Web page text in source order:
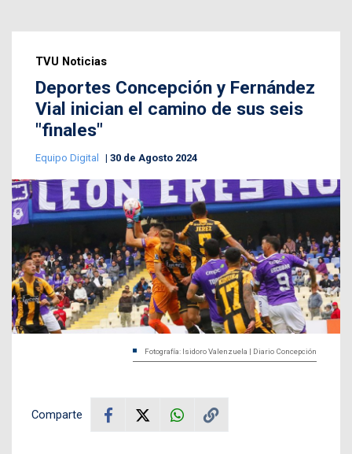
TVU Noticias
Deportes Concepción y Fernández
Vial inician el camino de sus seis
"finales"
Equipo Digital 30 de Agosto 2024
Fotografía: Isidoro Valenzuela | Diario Concepción
Comparte